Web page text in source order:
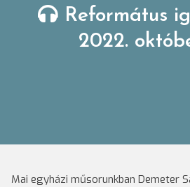
Református
2022.
Mai egyházi műsorunkban Demeter